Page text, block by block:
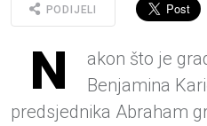
PODIJELI
N
akon što je
Benjamina
predsjednika Abraham